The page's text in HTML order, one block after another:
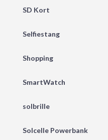
SD Kort
Selfiestang
Shopping
SmartWatch
solbrille
Solcelle Powerbank